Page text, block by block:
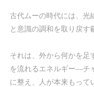
古代ムーの時代には、光
と意識の調和を取り戻す
それは、外から何かを足
を流れるエネルギー―チ
に整え、人が本来もって